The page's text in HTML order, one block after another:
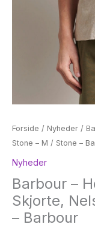
Forside / Nyheder /
Stone – M / Stone –
Nyheder
Barbour –
Skjorte,
– Barbour